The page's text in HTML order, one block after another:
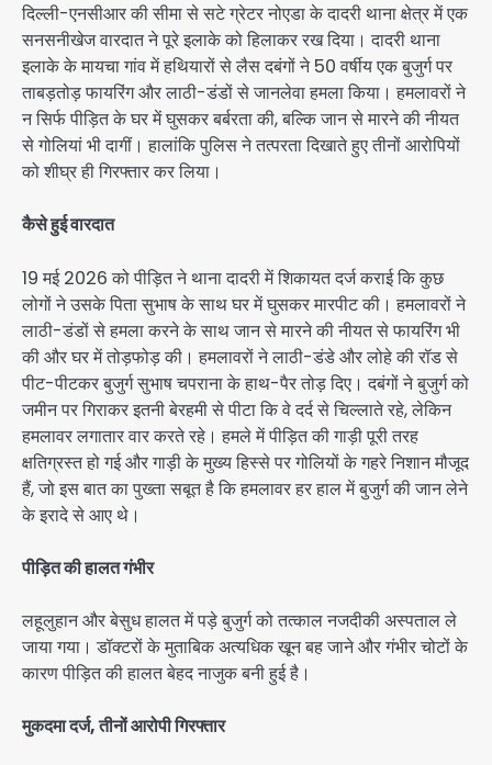
दिल्ली-एनसीआर की सीमा से सटे ग्रेटर नोएडा के दादरी थाना क्षेत्र में एक
सनसनीखेज वारदात ने पूरे इलाके को हिलाकर रख दिया। दादरी थाना
इलाके के मायचा गांव में हथियारों से लैस दबंगों ने 50 वर्षीय एक बुजुर्ग पर
ताबड़तोड़ फायरिंग और लाठी-डंडों से जानलेवा हमला किया। हमलावरों ने
न सिर्फ पीड़ित के घर में घुसकर बर्बरता की, बल्कि जान से मारने की नीयत
से गोलियां भी दागीं। हालांकि पुलिस ने तत्परता दिखाते हुए तीनों आरोपियों
को शीघ्र ही गिरफ्तार कर लिया।
कैसे हुई वारदात
19 मई 2026 को पीड़ित ने थाना दादरी में शिकायत दर्ज कराई कि कुछ
लोगों ने उसके पिता सुभाष के साथ घर में घुसकर मारपीट की। हमलावरों ने
लाठी-डंडों से हमला करने के साथ जान से मारने की नीयत से फायरिंग भी
की और घर में तोड़फोड़ की। हमलावरों ने लाठी-डंडे और लोहे की रॉड से
पीट-पीटकर बुजुर्ग सुभाष चपराना के हाथ-पैर तोड़ दिए। दबंगों ने बुजुर्ग को
जमीन पर गिराकर इतनी बेरहमी से पीटा कि वे दर्द से चिल्लाते रहे, लेकिन
हमलावर लगातार वार करते रहे। हमले में पीड़ित की गाड़ी पूरी तरह
क्षतिग्रस्त हो गई और गाड़ी के मुख्य हिस्से पर गोलियों के गहरे निशान मौजूद
हैं, जो इस बात का पुख्ता सबूत है कि हमलावर हर हाल में बुजुर्ग की जान लेने
के इरादे से आए थे।
पीड़ित की हालत गंभीर
लहूलुहान और बेसुध हालत में पड़े बुजुर्ग को तत्काल नजदीकी अस्पताल ले
जाया गया। डॉक्टरों के मुताबिक अत्यधिक खून बह जाने और गंभीर चोटों के
कारण पीड़ित की हालत बेहद नाजुक बनी हुई है।
मुकदमा दर्ज, तीनों आरोपी गिरफ्तार